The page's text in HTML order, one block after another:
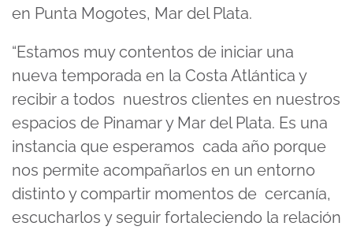
en Punta Mogotes, Mar del Plata.
“Estamos muy contentos de iniciar una
nueva temporada en la Costa Atlántica y
recibir a todos nuestros clientes en nuestros
espacios de Pinamar y Mar del Plata. Es una
instancia que esperamos cada año porque
nos permite acompañarlos en un entorno
distinto y compartir momentos de cercanía,
escucharlos y seguir fortaleciendo la relación